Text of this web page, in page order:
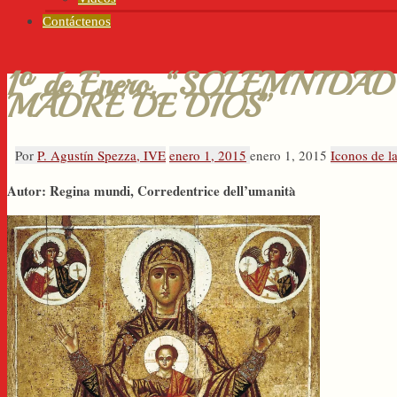
Contáctenos
1º de Enero,
MADRE DE DIOS”
Por P. Agustín Spezza, IVE enero 1, 2015 enero 1, 2015 Iconos de
Autor: Regina mundi, Corredentrice dell’umanità